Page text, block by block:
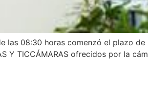
las 08:30 horas comenzó el plazo
Y TICCÁMARAS ofrecidos por la